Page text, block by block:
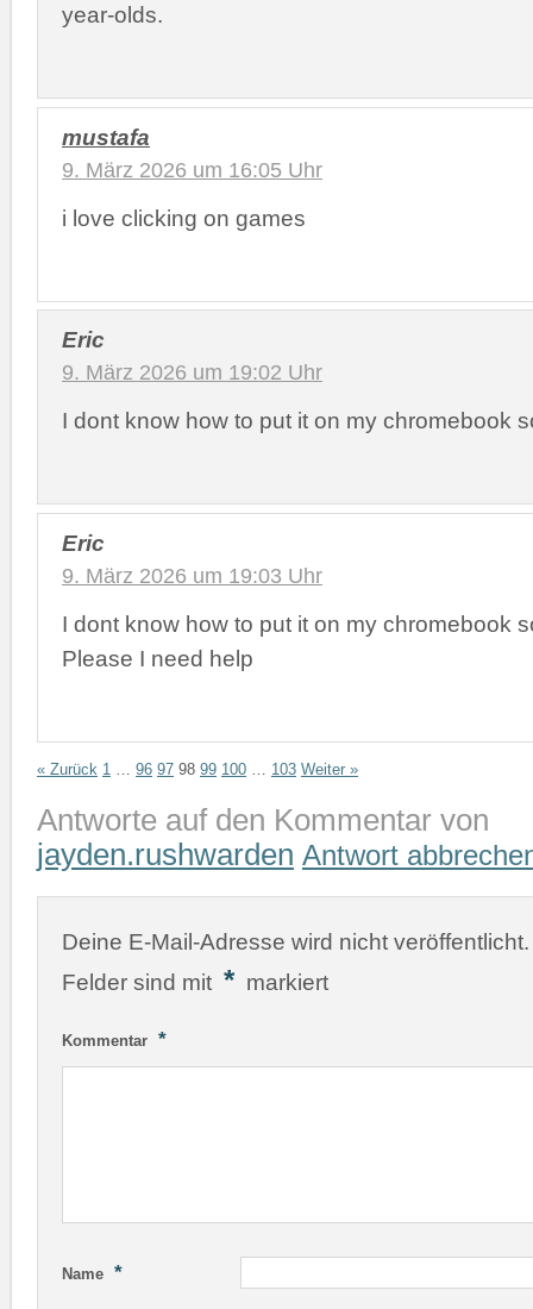
year-olds.
mustafa
9. März 2026 um 16:05 Uhr
i love clicking on games
Eric
9. März 2026 um 19:02 Uhr
I dont know how to put it on my chromebook
Eric
9. März 2026 um 19:03 Uhr
I dont know how to put it on my chromebook
Please I need help
« Zurück 1 96 97 98 99 100 103 Weiter »
Antworte auf den Kommentar von
jayden.rushwarden Antwort
Deine E-Mail-Adresse wird nicht veröffentlicht.
Felder sind mit * markiert
Kommentar *
Name *